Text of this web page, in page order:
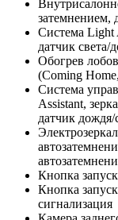
затемнением,
Cистема Light
датчик света/
Обогрев
(Coming
Система
Assistant,
датчик дождя/
Кнопка
Кнопка
сигнализация